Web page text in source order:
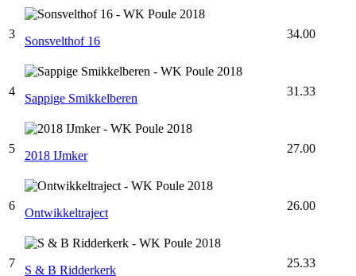
3
Sonsvelthof 16
34.00
4
Sappige Smikkelberen
31.33
5
2018 IJmker
27.00
6
Ontwikkeltraject
26.00
7
S & B Ridderkerk
25.33